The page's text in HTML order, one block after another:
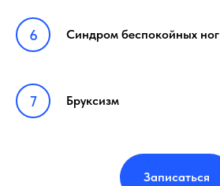
Синдром беспокойных ног
Бруксизм
Записаться